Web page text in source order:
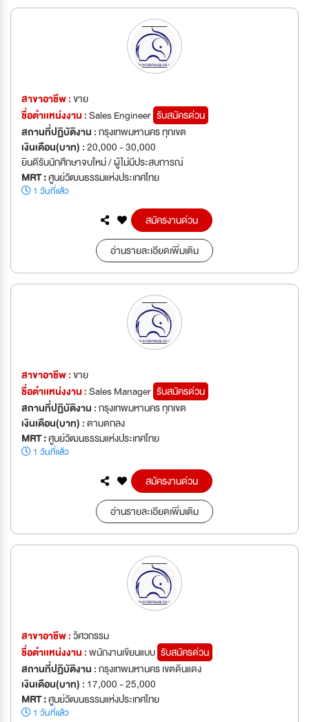
สาขาอาชีพ :ขาย
ชื่อตำเเหน่งงาน :Sales Engineer รับสมัครด่วน
สถานที่ปฏิบัติงาน :กรุงเทพมหานคร ทุกเขต
เงินเดือน(บาท) :20,000 - 30,000
ยินดีรับนักศึกษาจบใหม่ / ผู้ไม่มีประสบการณ์
MRT :ศูนย์วัฒนธรรมแห่งประเทศไทย
1 วันที่แล้ว
สมัครงานด่วน
อ่านรายละเอียดเพิ่มเติม
สาขาอาชีพ :ขาย
ชื่อตำเเหน่งงาน :Sales Manager รับสมัครด่วน
สถานที่ปฏิบัติงาน :กรุงเทพมหานคร ทุกเขต
เงินเดือน(บาท) :ตามตกลง
MRT :ศูนย์วัฒนธรรมแห่งประเทศไทย
1 วันที่แล้ว
สมัครงานด่วน
อ่านรายละเอียดเพิ่มเติม
สาขาอาชีพ :วิศวกรรม
ชื่อตำเเหน่งงาน :พนักงานเขียนแบบ รับสมัครด่วน
สถานที่ปฏิบัติงาน :กรุงเทพมหานคร เขตดินแดง
เงินเดือน(บาท) : 17,000 - 25,000
MRT :ศูนย์วัฒนธรรมแห่งประเทศไทย
1 วันที่แล้ว